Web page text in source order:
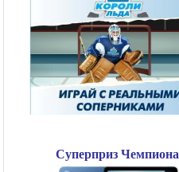
Суперприз Чемпиона